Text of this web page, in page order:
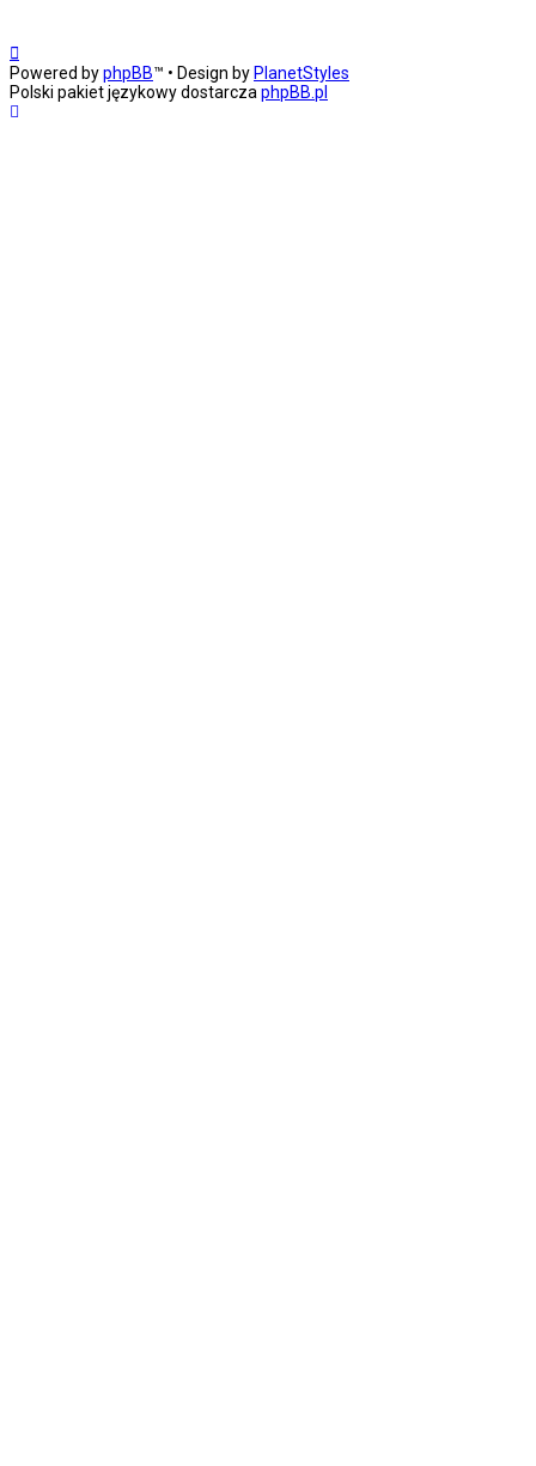
Powered byphpBB™ • Design by PlanetStyles
Polski pakiet językowy dostarczaphpBB.pl